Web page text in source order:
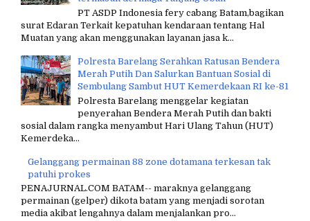
PT ASDP Indonesia fery cabang Batam,bagikan
surat Edaran Terkait kepatuhan kendaraan tentang Hal
Muatan yang akan menggunakan layanan jasa k...
Polresta Barelang Serahkan Ratusan Bendera
Merah Putih Dan Salurkan Bantuan Sosial di
Sembulang Sambut HUT Kemerdekaan RI ke-81
Polresta Barelang menggelar kegiatan
penyerahan Bendera Merah Putih dan bakti
sosial dalam rangka menyambut Hari Ulang Tahun (HUT)
Kemerdeka...
Gelanggang permainan 88 zone dotamana terkesan tak
patuhi prokes
PENAJURNAL.COM BATAM-- maraknya gelanggang
permainan (gelper) dikota batam yang menjadi sorotan
media akibat lengahnya dalam menjalankan pro...